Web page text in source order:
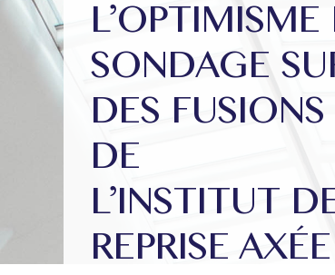
SONDAGE
DES
DE
L’INSTITUT
REPRISE